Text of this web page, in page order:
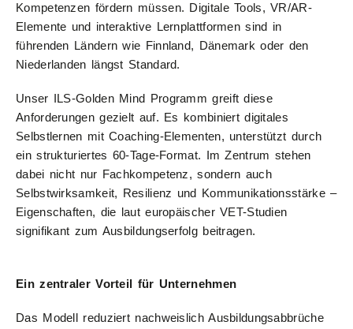
Kompetenzen fördern müssen. Digitale Tools, VR/AR-
Elemente und interaktive Lernplattformen sind in
führenden Ländern wie Finnland, Dänemark oder den
Niederlanden längst Standard.
Unser ILS-Golden Mind Programm greift diese
Anforderungen gezielt auf. Es kombiniert digitales
Selbstlernen mit Coaching-Elementen, unterstützt durch
ein strukturiertes 60-Tage-Format. Im Zentrum stehen
dabei nicht nur Fachkompetenz, sondern auch
Selbstwirksamkeit, Resilienz und Kommunikationsstärke –
Eigenschaften, die laut europäischer VET-Studien
signifikant zum Ausbildungserfolg beitragen.
Ein zentraler Vorteil für Unternehmen
Das Modell reduziert nachweislich Ausbildungsabbrüche